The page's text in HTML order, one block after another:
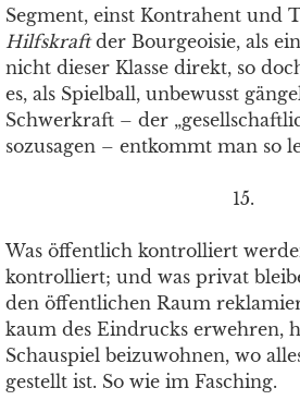
Segment, einst Kontrahent und
Hilfskraftder Bourgeoisie, als
nicht dieser Klasse direkt, so
es, als Spielball, unbewusst
Schwerkraft – der
sozusagen – entkommt man so
15.
Was öffentlich kontrolliert
kontrolliert; und was privat
den öffentlichen Raum
kaum des Eindrucks erwehren,
Schauspiel beizuwohnen, wo
gestellt ist. So wie im Fasching.